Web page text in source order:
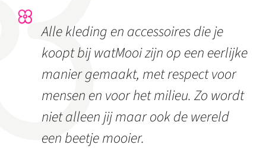
Alle kleding en accessoires die je
koopt bij watMooi zijn op een eerlijke
manier gemaakt, met respect voor
mensen en voor het milieu. Zo wordt
niet alleen jij maar ook de wereld
een beetje mooier.